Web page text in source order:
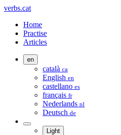
verbs.cat
Home
Practise
Articles
en
català ca
English en
castellano es
français fr
Nederlands nl
Deutsch de
Light